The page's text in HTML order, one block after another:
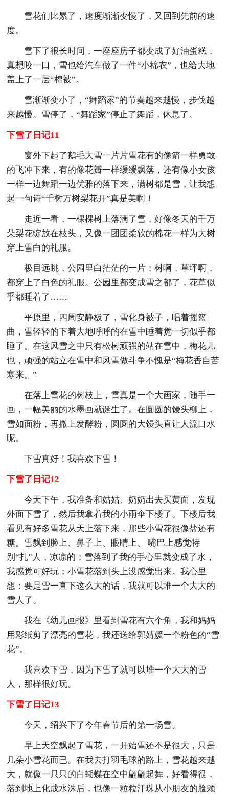
雪花们比累了，速度渐渐变慢了，又回到先前的速
度。
雪下了很长时间，一座座房子都变成了好油蛋糕，
真想咬一口，雪也给汽车做了一件“小棉衣”，也给大地
盖上了一层“棉被”。
雪渐渐变小了，“舞蹈家”的节奏越来越慢，步伐越
来越慢。雪停了，“舞蹈家”停止了舞蹈，休息了。
下雪了日记11
窗外下起了鹅毛大雪一片片雪花有的像箭一样勇敢
的飞冲下来，有的像花瓣一样缓缓飘落，还有像小女孩
一样一边舞蹈一边优雅的落下来，满树都是雪，让我想
起一句诗“千树万树梨花开”真是美啊！
走近一看，一棵棵树上落满了雪，好像冬天的千万
朵梨花绽放在枝头，又像一团团柔软的棉花一样为大树
穿上雪白的礼服。
极目远眺，公园里白茫茫的一片；树啊，草坪啊，
都穿上了白色的礼服。公园里都变成雪之都了，花草似
乎都睡着了……
平原里，四周安静极了，雪化身被子，唱着摇篮
曲，雪轻轻的下着大地呼呼的在雪中睡着觉一切似乎都
睡了。在这风雪之中只有松树顽强的站在雪中，梅花儿
也，顽强的站立在雪中和风雪做斗争不愧是“梅花香自苦
寒来。”
在落上雪花的树枝上，雪真是一个大画家，随手一
画，一幅美丽的水墨画就诞生了。在圆圆的馒头柳上，
雪如面粉，再撒上发酵粉，圆圆的大馒头直让人流口水
呢。
下雪真好！我喜欢下雪！
下雪了日记12
今天下午，我准备和姑姑、奶奶出去买黄面，发现
外面下雪了，然后我拿着我的小雨伞下楼了。下楼后我
看见有好多雪花从天上落下来，那些小雪花很像盐还有
糖。雪飘到脸上、鼻子上、眼睛上、 嘴巴上感觉特
别“扎”人，凉凉的；雪落到了我的手心里就变成了水，
我感觉可好玩；小雪花落到头上没感觉出来。我心里
想：要是雪一直下这么大的话，我就可以堆一个大大的
雪人了。
我在《幼儿画报》里看到雪花有六个角，我和妈妈
用彩纸剪了漂亮的雪花，我还送给郭婧媛一个粉色的“雪
花”。
我喜欢下雪，因为下雪了就可以堆一个大大的雪
人，那样很好玩。
下雪了日记13
今天，绍兴下了今年春节后的第一场雪。
早上天空飘起了雪花，一开始雪还不是很大，只是
几朵小雪花而已。在我去打羽毛球的路上，雪花越来越
大，就像一只只的白蝴蝶在空中翩翩起舞，好看得很，
落到地上化成水洙后，也像一粒粒汗珠从小朋友的脸颊